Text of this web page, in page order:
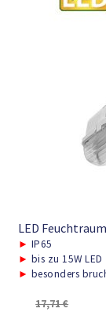
LED
► IP65
► bis zu 15W LED
► besonders
17,71€